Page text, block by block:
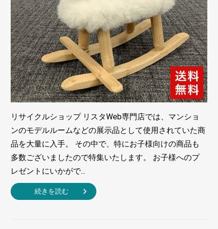
リサイクルショップ リスタWeb専門店では、マンショ
ンのモデルルームなどの展示品として使用されていた商
品を大量に入手。 その中で、特にお子様向けの商品も
多数ございましたので特集いたします。 お子様へのプ
レゼントにいかがで...
続きを読む